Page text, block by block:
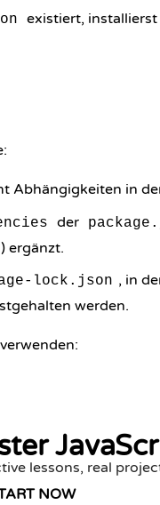
existiert,
Abhängigkeiten in
der
ergänzt.
lock.json , in
werden.
lessons, real
NOW